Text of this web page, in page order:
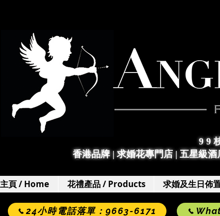
9 9
香港品牌 | 求婚花專門店| 五星級
主頁 / Home 花禮產品 / Products 求婚及生日佈
24小時電話落單：9663-6171